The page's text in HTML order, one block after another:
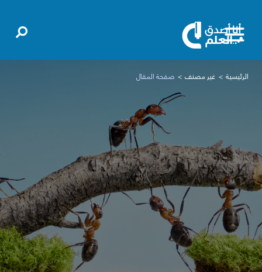
الرئيسية غير مصنف صفحة المقال